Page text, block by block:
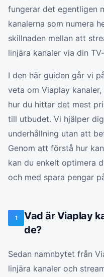
fungerar det egentligen
kanalerna som numera
skillnaden mellan att
linjära kanaler via din
I den här guiden går vi
veta om Viaplay
hur du hittar det mest
till utbudet. Vi hjälper
underhållning utan att
Genom att förstå hur
kan du enkelt optimera
och med spara pengar
1
Vad är Viaplay
de?
Sedan namnbytet från
linjära kanaler och